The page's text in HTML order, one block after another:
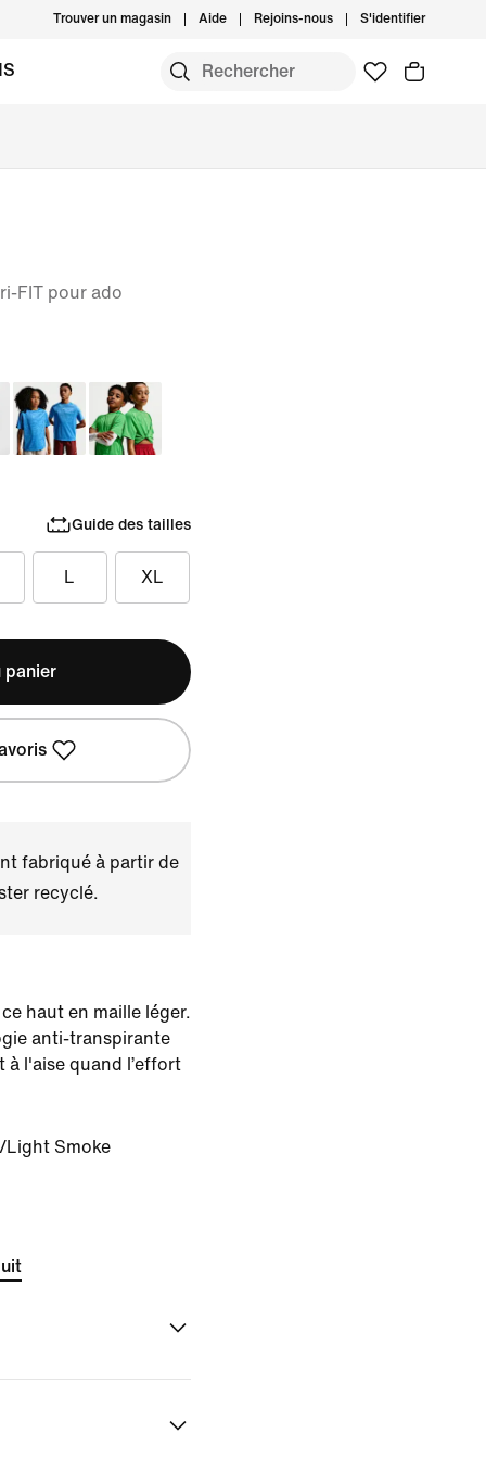
Trouver un magasin Aide Rejoins-nous S'identifier
FIT pour ado
Guide des tailles
L XL
panier
fabriqué à partir de
recyclé.
haut en maille léger.
anti-transpirante
à l'aise quand l’effort
Light Smoke